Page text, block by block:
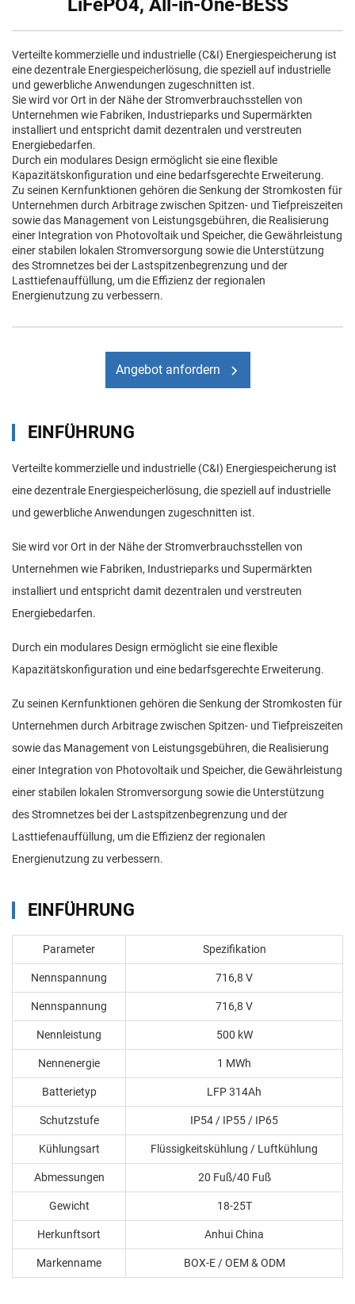
LiFePO4, All-in-One-BESS
Verteilte kommerzielle und industrielle (C&I) Energiespeicherung ist
eine dezentrale Energiespeicherlösung, die speziell auf industrielle
und gewerbliche Anwendungen zugeschnitten ist.
Sie wird vor Ort in der Nähe der Stromverbrauchsstellen von
Unternehmen wie Fabriken, Industrieparks und Supermärkten
installiert und entspricht damit dezentralen und verstreuten
Energiebedarfen.
Durch ein modulares Design ermöglicht sie eine flexible
Kapazitätskonfiguration und eine bedarfsgerechte Erweiterung.
Zu seinen Kernfunktionen gehören die Senkung der Stromkosten für
Unternehmen durch Arbitrage zwischen Spitzen- und Tiefpreiszeiten
sowie das Management von Leistungsgebühren, die Realisierung
einer Integration von Photovoltaik und Speicher, die Gewährleistung
einer stabilen lokalen Stromversorgung sowie die Unterstützung
des Stromnetzes bei der Lastspitzenbegrenzung und der
Lasttiefenauffüllung, um die Effizienz der regionalen
Energienutzung zu verbessern.
Angebot anfordern
EINFÜHRUNG
Verteilte kommerzielle und industrielle (C&I) Energiespeicherung ist
eine dezentrale Energiespeicherlösung, die speziell auf industrielle
und gewerbliche Anwendungen zugeschnitten ist.
Sie wird vor Ort in der Nähe der Stromverbrauchsstellen von
Unternehmen wie Fabriken, Industrieparks und Supermärkten
installiert und entspricht damit dezentralen und verstreuten
Energiebedarfen.
Durch ein modulares Design ermöglicht sie eine flexible
Kapazitätskonfiguration und eine bedarfsgerechte Erweiterung.
Zu seinen Kernfunktionen gehören die Senkung der Stromkosten für
Unternehmen durch Arbitrage zwischen Spitzen- und Tiefpreiszeiten
sowie das Management von Leistungsgebühren, die Realisierung
einer Integration von Photovoltaik und Speicher, die Gewährleistung
einer stabilen lokalen Stromversorgung sowie die Unterstützung
des Stromnetzes bei der Lastspitzenbegrenzung und der
Lasttiefenauffüllung, um die Effizienz der regionalen
Energienutzung zu verbessern.
EINFÜHRUNG
Parameter Spezifikation
Nennspannung 716,8 V
Nennspannung 716,8 V
Nennleistung 500 kW
Nennenergie 1 MWh
Batterietyp LFP 314Ah
Schutzstufe IP54 / IP55 / IP65
Kühlungsart Flüssigkeitskühlung / Luftkühlung
Abmessungen 20 Fuß/40 Fuß
Gewicht 18-25T
Herkunftsort Anhui China
Markenname BOX-E / OEM & ODM